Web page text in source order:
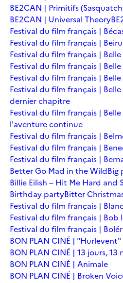
BE2CAN | Primitifs
BE2CAN | Universal Theory
Festival du film français |
Festival du film français |
Festival du film français |
Festival du film français |
Festival du film français |
Festival du film français |
dernier chapitre
Festival du film français |
l'aventure continue
Festival du film français |
Festival du film français |
Festival du film français |
Better Go Mad in the WildBig
Billie Eilish – Hit Me Hard and
Birthday partyBitter
Festival du film français |
Festival du film français | Bob
Festival du film français |
BON PLAN CINÉ | "Hurlevent"
BON PLAN CINÉ | 13 jours, 13
BON PLAN CINÉ | Animale
BON PLAN CINÉ | Broken